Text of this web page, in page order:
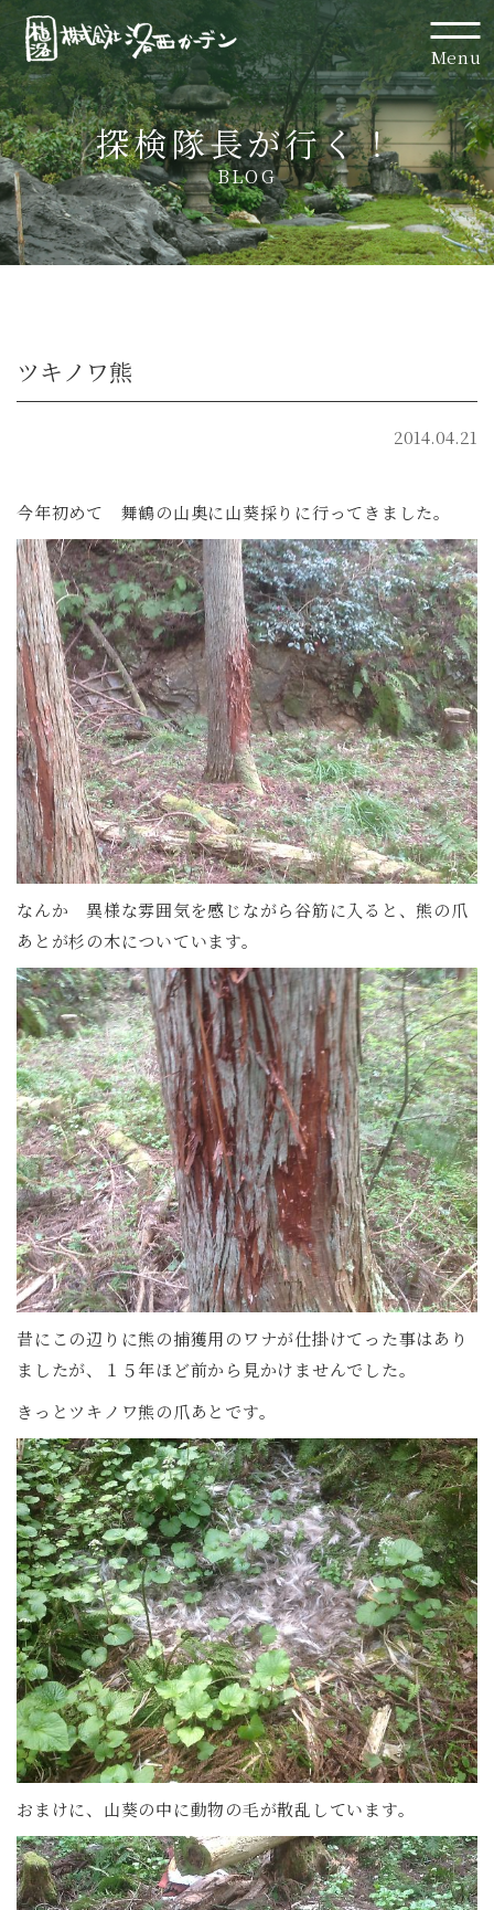
Menu
探検隊長が行く！
BLOG
ツキノワ熊
2014.04.21
今年初めて 舞鶴の山奥に山葵採りに行ってきました。
なんか 異様な雰囲気を感じながら谷筋に入ると、熊の爪
あとが杉の木についています。
昔にこの辺りに熊の捕獲用のワナが仕掛けてった事はあり
ましたが、１５年ほど前から見かけませんでした。
きっとツキノワ熊の爪あとです。
おまけに、山葵の中に動物の毛が散乱しています。